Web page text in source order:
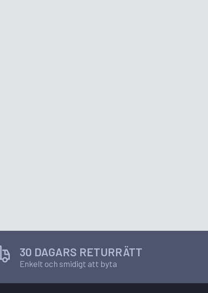
30 DAGARS RETURRÄTT
Enkelt och smidigt att byta